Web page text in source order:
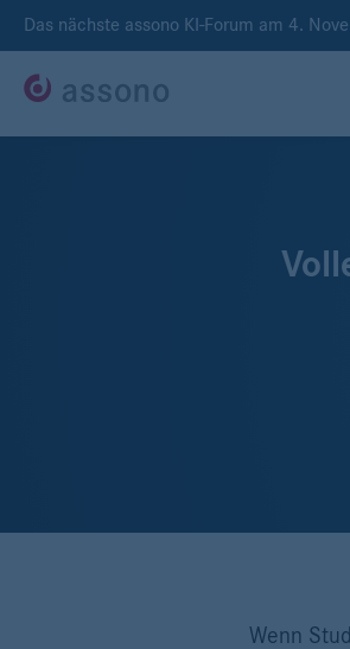
Das nächste assono KI-Forum am 4.
Wenn